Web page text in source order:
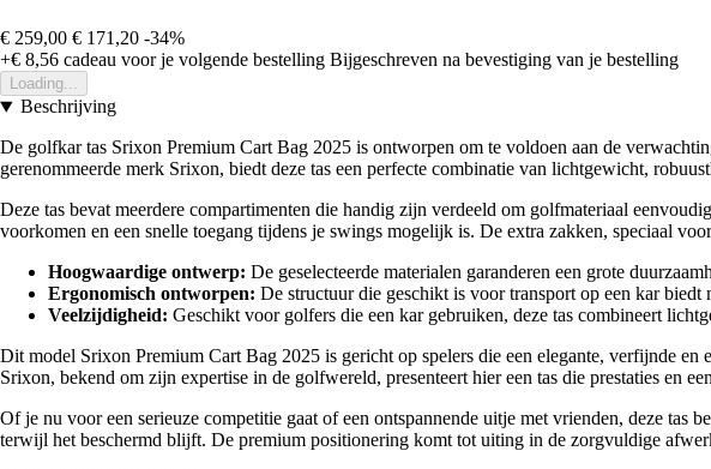
€ 259,00 € 171,20 -34%
+€ 8,56 cadeau voor je volgende bestelling Bijgeschreven na bevestiging van je bestelling
Loading...
Beschrijving
De golfkar tas Srixon Premium Cart Bag 2025 is ontworpen om te voldoen aan de
gerenommeerde merk Srixon, biedt deze tas een perfecte combinatie van lichtgewicht,
Deze tas bevat meerdere compartimenten die handig zijn verdeeld om golfmateriaal
voorkomen en een snelle toegang tijdens je swings mogelijk is. De extra zakken, speciaal
Hoogwaardige ontwerp: De geselecteerde materialen garanderen een grote
Ergonomisch ontworpen: De structuur die geschikt is voor transport op een kar
Veelzijdigheid: Geschikt voor golfers die een kar gebruiken, deze tas combineert
Dit model Srixon Premium Cart Bag 2025 is gericht op spelers die een elegante, verfijnde
Srixon, bekend om zijn expertise in de golfwereld, presenteert hier een tas die prestaties en
Of je nu voor een serieuze competitie gaat of een ontspannende uitje met vrienden, deze
terwijl het beschermd blijft. De premium positionering komt tot uiting in de zorgvuldige